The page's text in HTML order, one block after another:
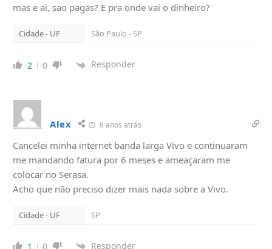
mas e ai, sao pagas? E pra onde vai o dinheiro?
Cidade - UF São Paulo - SP
2 0 Responder
Alex 6 anos atrás
Cancelei minha internet banda larga Vivo e continuaram
me mandando fatura por 6 meses e ameaçaram me
colocar no Serasa.
Acho que não preciso dizer mais nada sobre a Vivo.
Cidade - UF SP
1 0 Responder